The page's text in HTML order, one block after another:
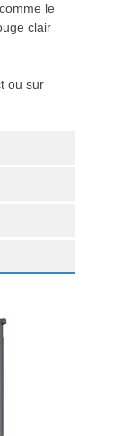
le
clair
ou sur